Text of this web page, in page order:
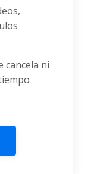
cancela ni